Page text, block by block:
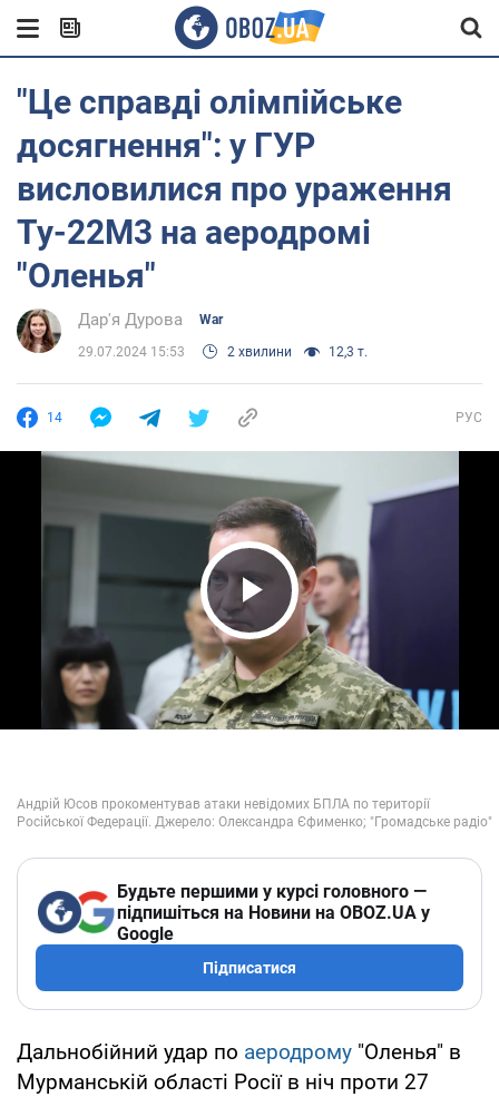
"Це справді олімпійське
досягнення": у ГУР
висловилися про ураження
Ту-22М3 на аеродромі
"Оленья"
Дар'я Дурова War
29.07.2024 15:53 2 хвилини 12,3 т.
14 РУС
Play Video
Будьте першими у курсі головного —
підпишіться на Новини на OBOZ.UA у
Google
Підписатися
Дальнобійний удар по аеродрому "Оленья" в
Мурманській області Росії в ніч проти 27